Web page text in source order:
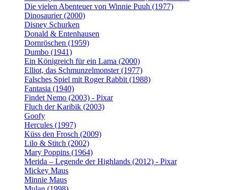
Die vielen Abenteuer von Winnie Puuh (1977)
Dinosaurier (2000)
Disney Schurken
Donald & Entenhausen
Dornröschen (1959)
Dumbo (1941)
Ein Königreich für ein Lama (2000)
Elliot, das Schmunzelmonster (1977)
Falsches Spiel mit Roger Rabbit (1988)
Fantasia (1940)
Findet Nemo (2003) - Pixar
Fluch der Karibik (2003)
Goofy
Hercules (1997)
Küss den Frosch (2009)
Lilo & Stitch (2002)
Mary Poppins (1964)
Merida – Legende der Highlands (2012) - Pixar
Mickey Maus
Minnie Maus